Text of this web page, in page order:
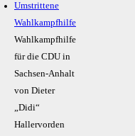
Umstrittene
Wahlkampfhilfe
Wahlkampfhilfe
für die CDU in
Sachsen-Anhalt
von Dieter
„Didi“
Hallervorden